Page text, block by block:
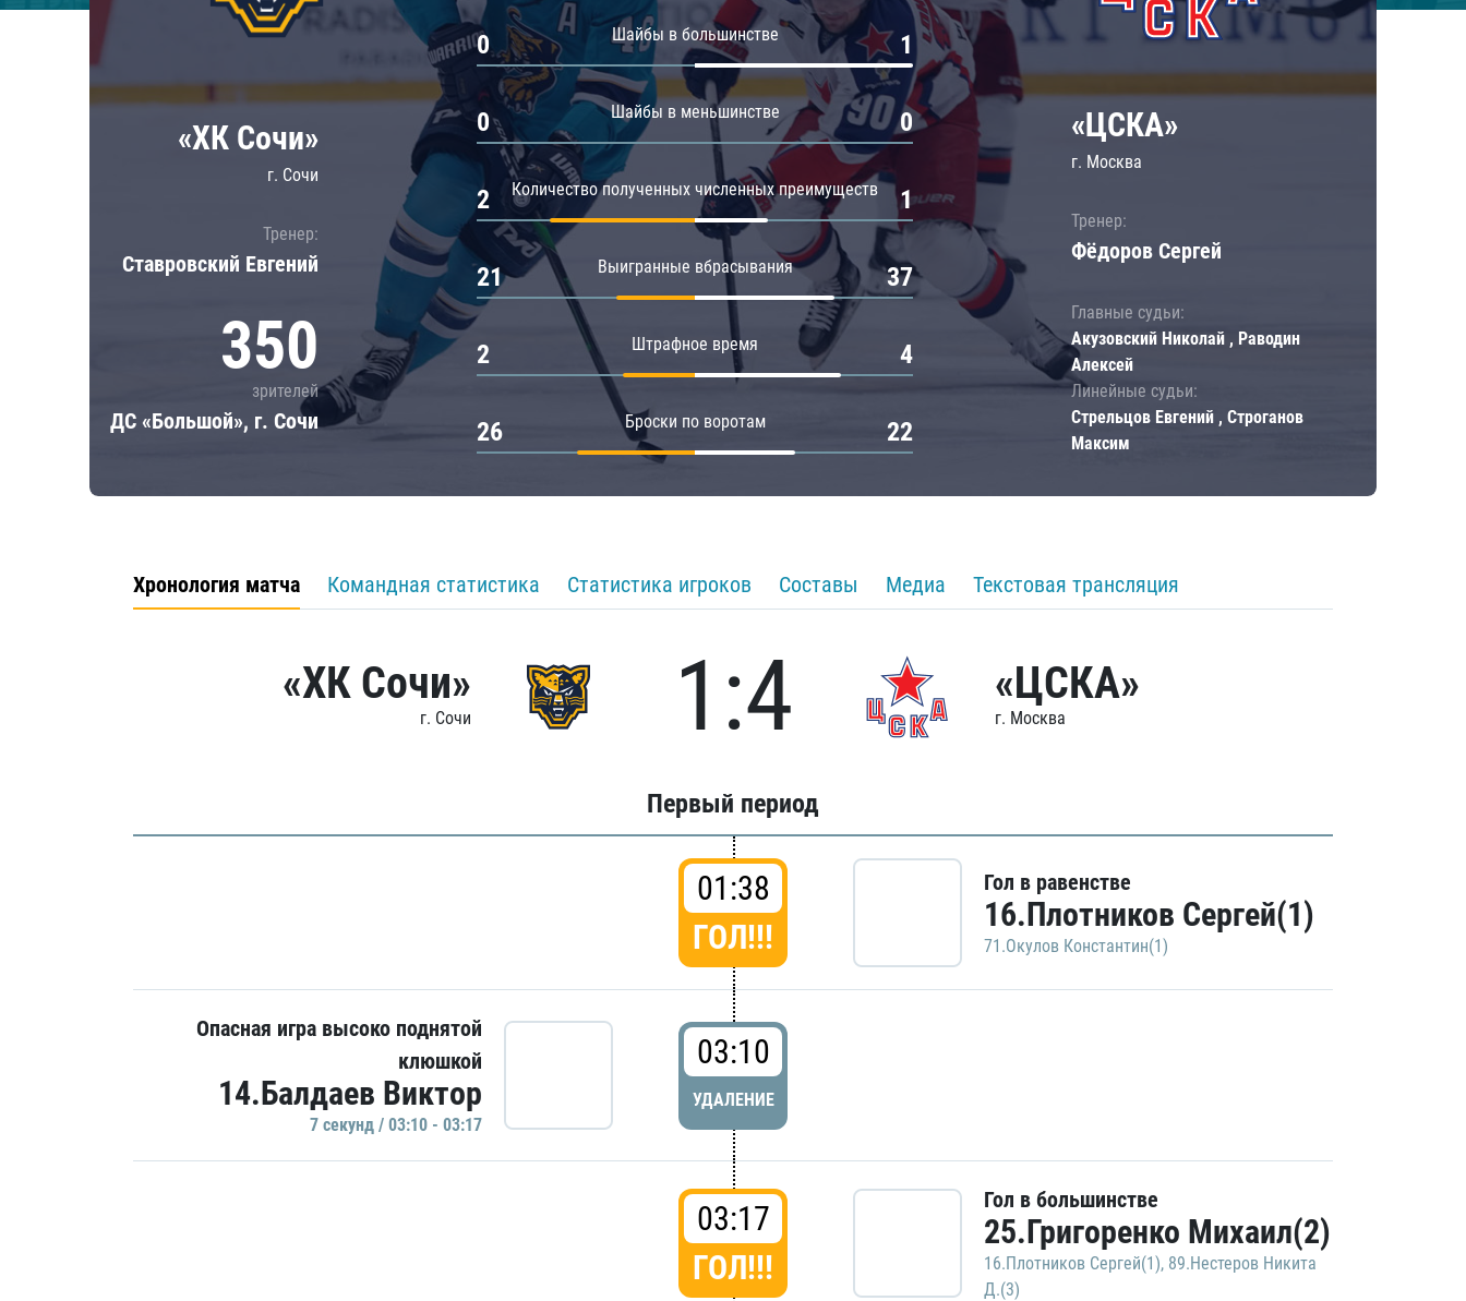
Локомотив
ЦСКА
Шанхайские Драконы
Амур
Барыс
Салават Юлаев
«ХК Сочи»
г. Сочи
Тренер:
Ставровский Евгений
350
зрителей
ДС «Большой», г. Сочи
Шайбы в большинстве
0 1
Шайбы в меньшинстве
0 0
Количество полученных численных преимуществ
2 1
Выигранные вбрасывания
21 37
Штрафное время
2 4
Броски по воротам
26 22
«ЦСКА»
г. Москва
Тренер:
Фёдоров Сергей
Главные судьи:
Акузовский Николай , Раводин
Алексей
Линейные судьи:
Стрельцов Евгений , Строганов
Максим
Хронология матча Командная статистика Статистика игроков Составы Медиа Текстовая трансляция
«ХК Сочи»
г. Сочи 1:4 «ЦСКА»
г. Москва
Первый период
01:38
ГОЛ!!!
Гол в равенстве
16.Плотников Сергей(1)
71.Окулов Константин(1)
Опасная игра высоко поднятой
клюшкой
14.Балдаев Виктор
7 секунд / 03:10 - 03:17
03:10
УДАЛЕНИЕ
03:17
ГОЛ!!!
Гол в большинстве
25.Григоренко Михаил(2)
16.Плотников Сергей(1), 89.Нестеров Никита
Д.(3)